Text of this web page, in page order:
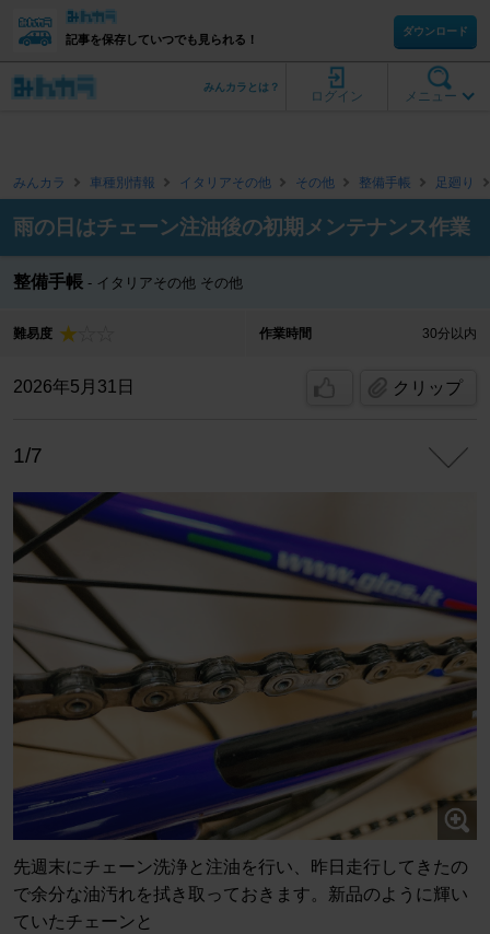
記事を保存していつでも見られる！
ダウンロード
メニュー
ログイン
みんカラとは？
みんカラ 車種別情報 イタリアその他 その他 整備手帳 足廻り
雨の日はチェーン注油後の初期メンテナンス作業
整備手帳 イタリアその他 その他
難易度 作業時間 30分以内
2026年5月31日 クリップ
1/7
先週末にチェーン洗浄と注油を行い、昨日走行してきたの
で余分な油汚れを拭き取っておきます。新品のように輝い
ていたチェーンと